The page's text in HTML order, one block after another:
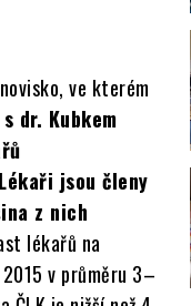
ve kterém
dr. Kubkem
Lékaři jsou členy
z nich
lékařů na
v průměru 3–